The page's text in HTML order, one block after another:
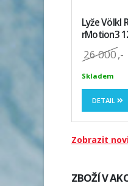
Lyže Völkl
rMotion3
26 000,-
Skladem
DETAIL
Zobrazit
ZBOŽÍ V